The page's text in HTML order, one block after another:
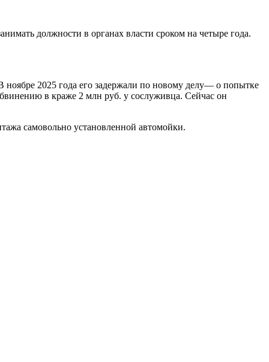
должности в органах власти сроком на четыре года.
2025 года его задержали по новому делу— о попытке
в краже 2 млн руб. у сослуживца. Сейчас он
самовольно установленной автомойки.